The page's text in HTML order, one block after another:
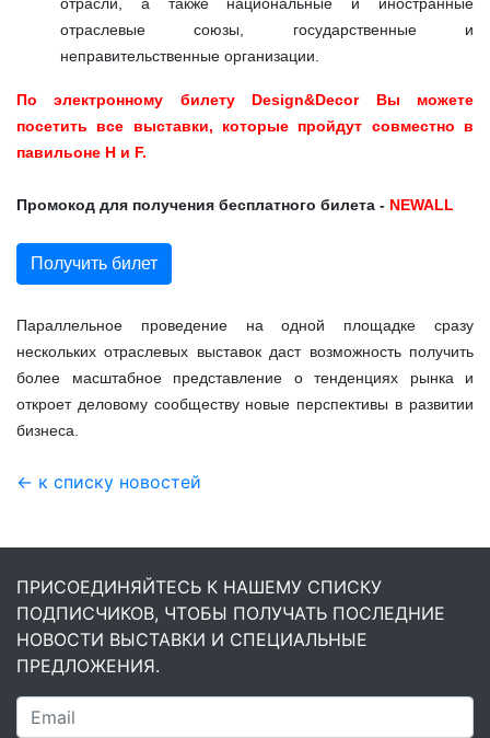
отраслевые союзы, государственные и
неправительственные организации.
По электронному билету Design&Decor Вы можете
посетить все выставки, которые пройдут совместно в
павильоне Н и F.
Промокод для получения бесплатного билета - NEWALL
Получить билет
Параллельное проведение на одной площадке сразу
нескольких отраслевых выставок даст возможность получить
более масштабное представление о тенденциях рынка и
откроет деловому сообществу новые перспективы в развитии
бизнеса.
← к списку новостей
ПРИСОЕДИНЯЙТЕСЬ К НАШЕМУ СПИСКУ
ПОДПИСЧИКОВ, ЧТОБЫ ПОЛУЧАТЬ ПОСЛЕДНИЕ
НОВОСТИ ВЫСТАВКИ И СПЕЦИАЛЬНЫЕ
ПРЕДЛОЖЕНИЯ.